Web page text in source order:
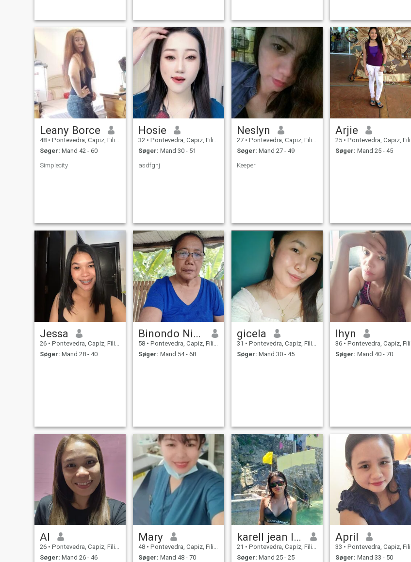
hold my hand as we fa
Leany Borce
48 • Pontevedra, Capiz, Filippinerne
Søger: Mand 42 - 60
Simplecity
Hosie
32 • Pontevedra, Capiz, Filippinerne
Søger: Mand 30 - 51
asdfghj
Neslyn
27 • Pontevedra, Capiz, Filippinerne
Søger: Mand 27 - 49
Keeper
Arjie
25 • Pontevedra, Capiz, Filippinerne
Søger: Mand 25 - 45
Jessa
26 • Pontevedra, Capiz, Filippinerne
Søger: Mand 28 - 40
Binondo Nicitas
58 • Pontevedra, Capiz, Filippinerne
Søger: Mand 54 - 68
gicela
31 • Pontevedra, Capiz, Filippinerne
Søger: Mand 30 - 45
lhyn
36 • Pontevedra, Capiz, Filippinerne
Søger: Mand 40 - 70
Al
26 • Pontevedra, Capiz, Filippinerne
Søger: Mand 26 - 46
Mary
48 • Pontevedra, Capiz, Filippinerne
Søger: Mand 48 - 70
karell jean lom_oc
21 • Pontevedra, Capiz, Filippinerne
Søger: Mand 25 - 25
April
33 • Pontevedra, Capiz, Filippinerne
Søger: Mand 33 - 50